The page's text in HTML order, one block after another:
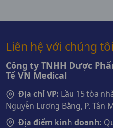
Liên hệ với chúng tôi
Công ty TNHH Dược
Tế VN Medical
Địa chỉ VP: Lầu 15 tòa
Nguyễn Lương Bằng, P. Tân
Địa điểm kinh doanh: